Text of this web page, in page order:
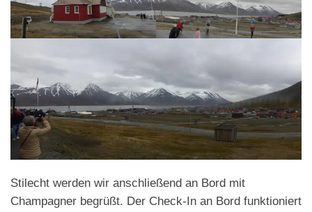
Stilecht werden wir anschließend an Bord mit
Champagner begrüßt. Der Check-In an Bord funktioniert